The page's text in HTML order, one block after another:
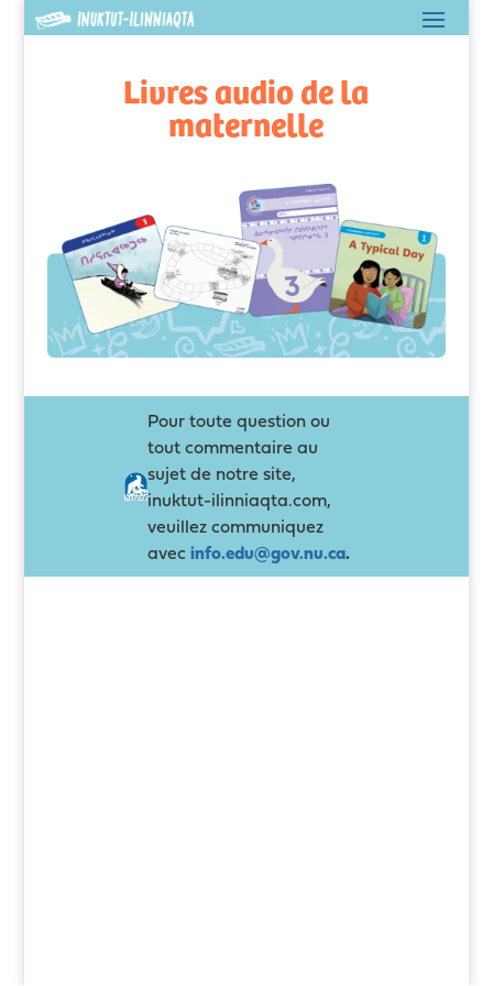
Livres audio de la
maternelle
Pour toute question ou
tout commentaire au
sujet de notre site,
inuktut-ilinniaqta.com,
veuillez communiquez
avecinfo.edu@gov.nu.ca.